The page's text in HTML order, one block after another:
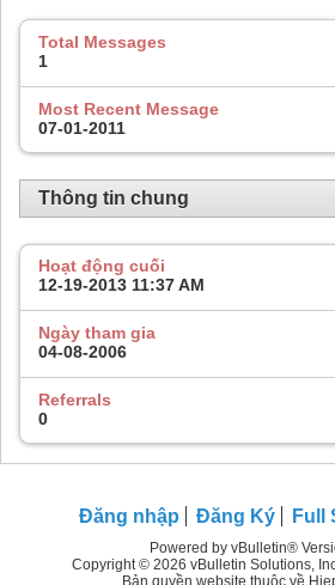
Total Messages
1
Most Recent Message
07-01-2011
Thông tin chung
Hoạt động cuối
12-19-2013 11:37 AM
Ngày tham gia
04-08-2006
Referrals
0
Đăng nhập Đăng Ký Full
Powered by vBulletin®
Copyright © 2026 vBulletin Solutions,